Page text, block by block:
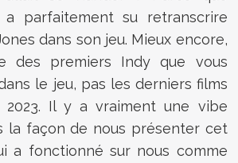
a parfaitement su retranscrire
dans son jeu. Mieux encore,
des premiers Indy que vous
le jeu, pas les derniers films
Il y a vraiment une vibe
la façon de nous présenter cet
a fonctionné sur nous comme